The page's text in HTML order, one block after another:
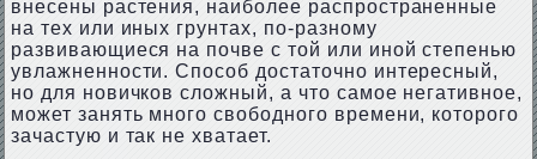
внесены растения, наиболее распространенные
на тех или иных грунтах, по-разному
развивающиеся на почве с той или иной степенью
увлажненности. Способ достаточно интересный,
но для новичков сложный, а что самое негативное,
может занять много свободного времени, которого
зачастую и так не хватает.